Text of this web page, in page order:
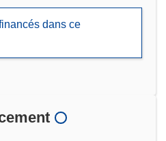
dans ce